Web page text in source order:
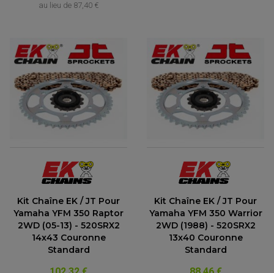
au lieu de 87,40 €
Kit Chaîne EK / JT Pour
Yamaha YFM 350 Raptor
2WD (05-13) - 520SRX2
14x43 Couronne
Standard
Kit Chaîne EK / JT Pour
Yamaha YFM 350 Warrior
2WD (1988) - 520SRX2
13x40 Couronne
Standard